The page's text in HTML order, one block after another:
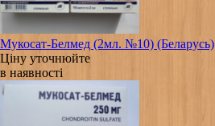
Мукосат-Белмед (2мл. №10) (Беларусь)
Ціну уточнюйте
в наявності